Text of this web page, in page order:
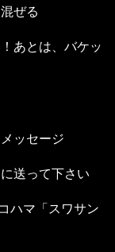
ぜる
とは、バケッ
ッセージ
送って下さい
ハマ「スワサン